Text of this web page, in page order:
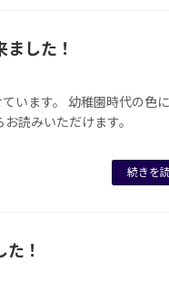
した！
います。 幼稚園時代の色
読みいただけます。
続きを
！